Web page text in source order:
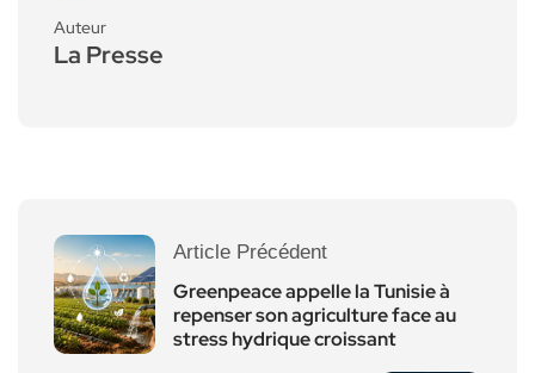
Auteur
La Presse
Article Précédent
Greenpeace appelle la Tunisie à
repenser son agriculture face au
stress hydrique croissant